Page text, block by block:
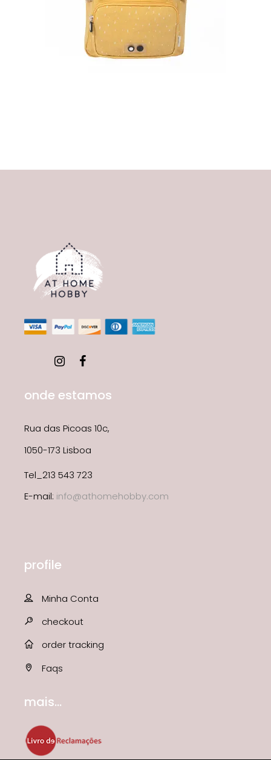
onde estamos
Rua das Picoas 10c,
1050-173 Lisboa
Tel_213 543 723
E-mail: info@athomehobby.com
profile
Minha Conta
checkout
order tracking
Faqs
mais...